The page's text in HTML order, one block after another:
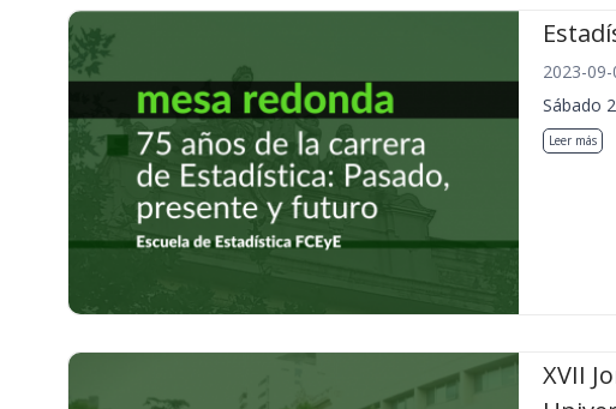
2023-
Sábado
Leer más
XVII